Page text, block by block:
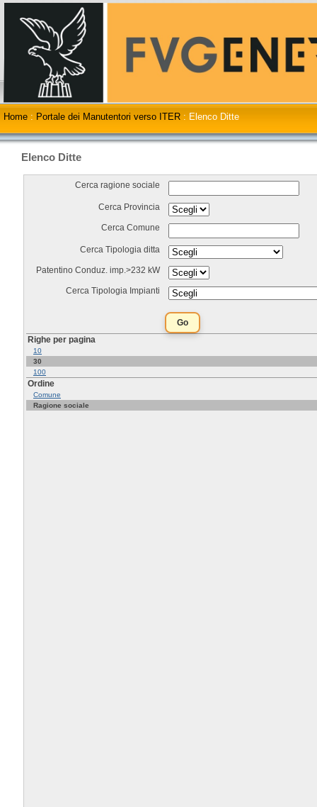
Home : Portale dei Manutentori verso ITER : Elenco Ditte
Elenco Ditte
Cerca ragione sociale
Cerca Provincia
Cerca Comune
Cerca Tipologia ditta
Patentino Conduz. imp.>232 kW
Cerca Tipologia Impianti
Righe per pagina
10
30
100
Ordine
Comune
Ragione sociale